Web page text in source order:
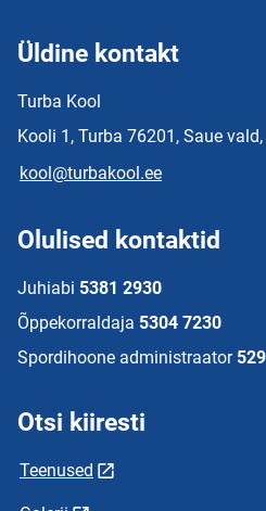
Üldine kontakt
Turba Kool
Kooli 1, Turba 76201, Saue
kool@turbakool.ee
Olulised kontaktid
Juhiabi 5381 2930
Õppekorraldaja 5304 7230
Spordihoone administraator
Otsi kiiresti
Teenused